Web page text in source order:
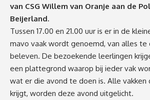
van CSG Willem van Oranje aan de
Beijerland.
Tussen 17.00 en 21.00 uur is er in de
mavo vaak wordt genoemd, van alles te
beleven. De bezoekende leerlingen
een plattegrond waarop bij ieder vak
wat er die avond te doen is. Alle vakken
krijgt, worden deze avond uitgelicht.